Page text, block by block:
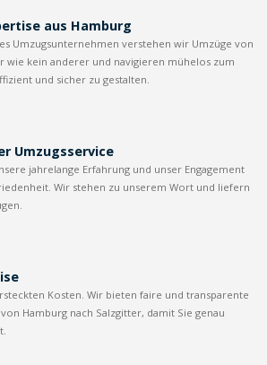
aus Hamburg
Umzugsunternehmen verstehen wir Umzüge von
wie kein anderer und navigieren mühelos zum
und sicher zu gestalten.
Umzugsservice
jahrelange Erfahrung und unser Engagement
Wir stehen zu unserem Wort und liefern
Kosten. Wir bieten faire und transparente
Hamburg nach Salzgitter, damit Sie genau